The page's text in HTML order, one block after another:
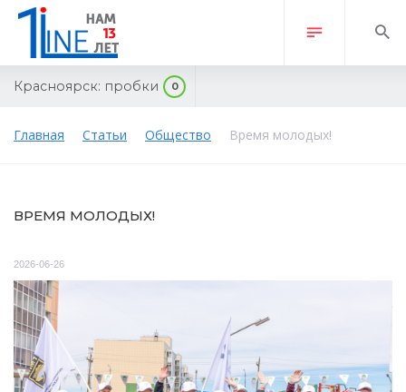
Красноярск: пробки 0
Главная Статьи Общество Время молодых!
ВРЕМЯ МОЛОДЫХ!
2026-06-26